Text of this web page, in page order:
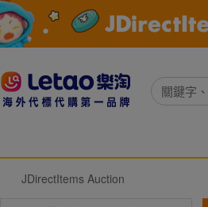
JDirectItems Auction